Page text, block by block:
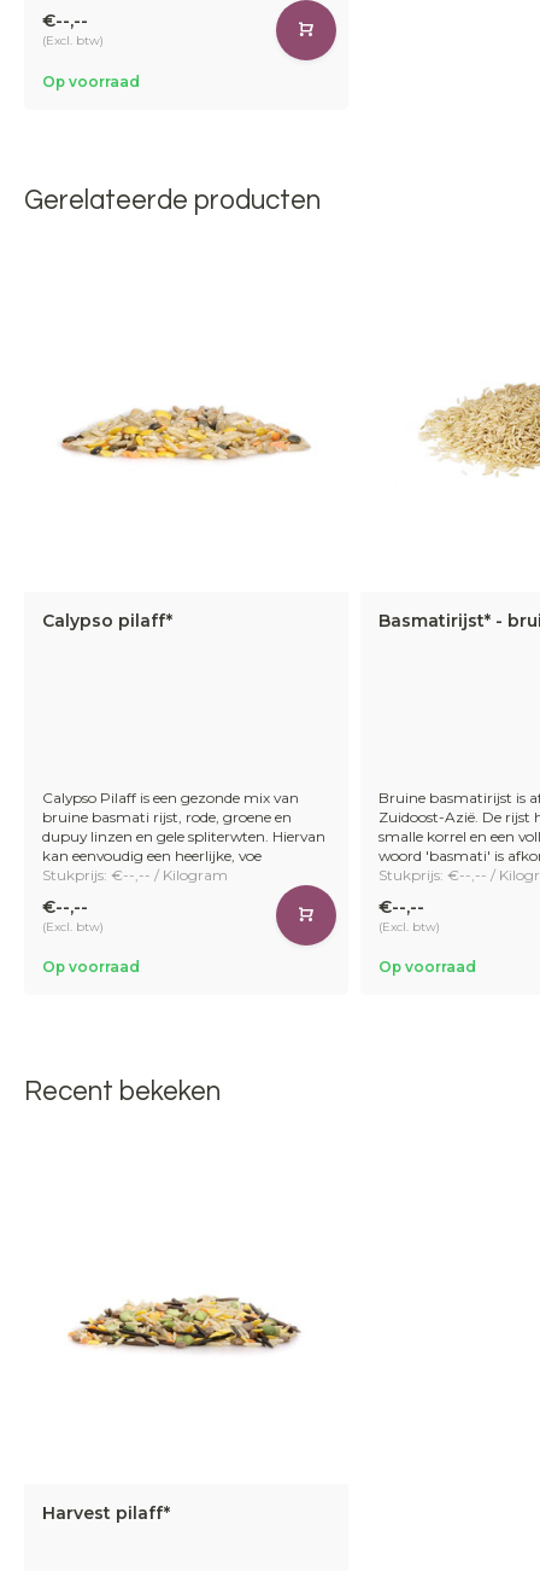
€--,--
(Excl. btw)
Op voorraad
Gerelateerde producten
Calypso pilaff*
Calypso Pilaff is een gezonde mix van
bruine basmati rijst, rode, groene en
dupuy linzen en gele spliterwten. Hiervan
kan eenvoudig een heerlijke, voe
Stukprijs: €--,-- / Kilogram
€--,--
(Excl. btw)
Op voorraad
Basmatirijst* -
Bruine basmatirijst is
Zuidoost-Azië. De rijst
smalle korrel en een
woord 'basmati' is
Stukprijs: €--,-- /
€--,--
(Excl. btw)
Op voorraad
Recent bekeken
Harvest pilaff*